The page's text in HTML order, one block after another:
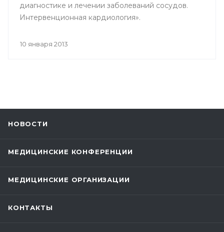
диагностике и лечении заболеваний сосудов.
Интервенционная кардиология».
10 января 2013
НОВОСТИ
МЕДИЦИНСКИЕ КОНФЕРЕНЦИИ
МЕДИЦИНСКИЕ ОРГАНИЗАЦИИ
КОНТАКТЫ